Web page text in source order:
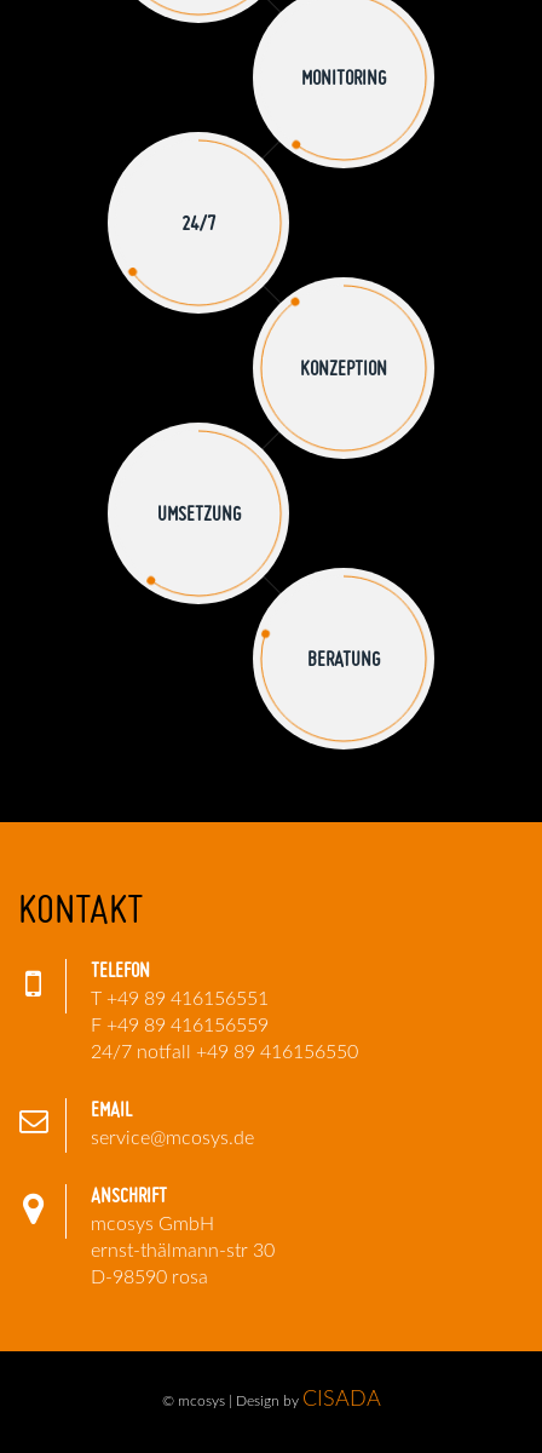
MONITORING
24/7
KONZEPTION
UMSETZUNG
BERATUNG
KONTAKT
TELEFON
T +49 89 416156551
F +49 89 416156559
24/7 notfall +49 89 416156550
EMAIL
service@mcosys.de
ANSCHRIFT
mcosys GmbH
ernst-thälmann-str 30
D-98590 rosa
© mcosys | Design by CISADA